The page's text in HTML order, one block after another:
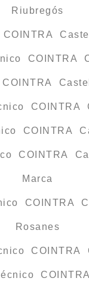
Riubregós
COINTRA
COINTRA
COINTRA
COINTRA
Marca
COINTRA
Rosanes
COINTRA